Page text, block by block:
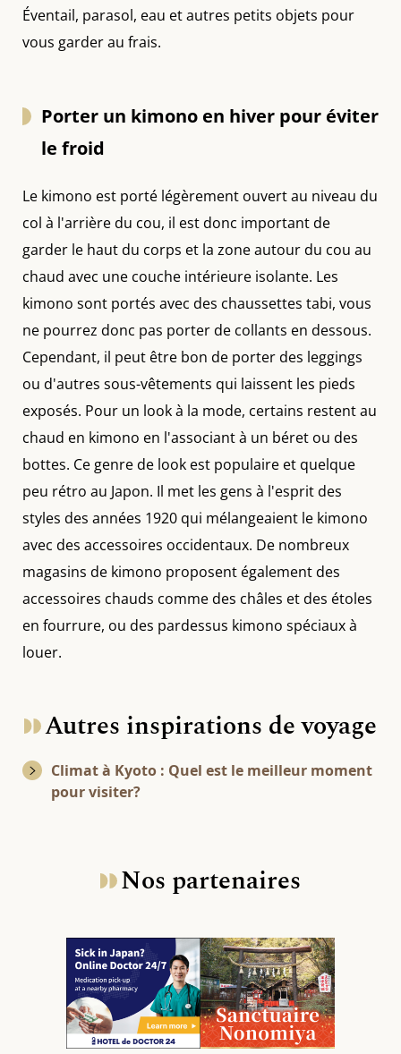
Éventail, parasol, eau et autres petits objets pour
vous garder au frais.
Porter un kimono en hiver pour éviter
le froid
Le kimono est porté légèrement ouvert au niveau du
col à l'arrière du cou, il est donc important de
garder le haut du corps et la zone autour du cou au
chaud avec une couche intérieure isolante. Les
kimono sont portés avec des chaussettes tabi, vous
ne pourrez donc pas porter de collants en dessous.
Cependant, il peut être bon de porter des leggings
ou d'autres sous-vêtements qui laissent les pieds
exposés. Pour un look à la mode, certains restent au
chaud en kimono en l'associant à un béret ou des
bottes. Ce genre de look est populaire et quelque
peu rétro au Japon. Il met les gens à l'esprit des
styles des années 1920 qui mélangeaient le kimono
avec des accessoires occidentaux. De nombreux
magasins de kimono proposent également des
accessoires chauds comme des châles et des étoles
en fourrure, ou des pardessus kimono spéciaux à
louer.
Autres inspirations de voyage
Climat à Kyoto : Quel est le meilleur moment
pour visiter?
Nos partenaires